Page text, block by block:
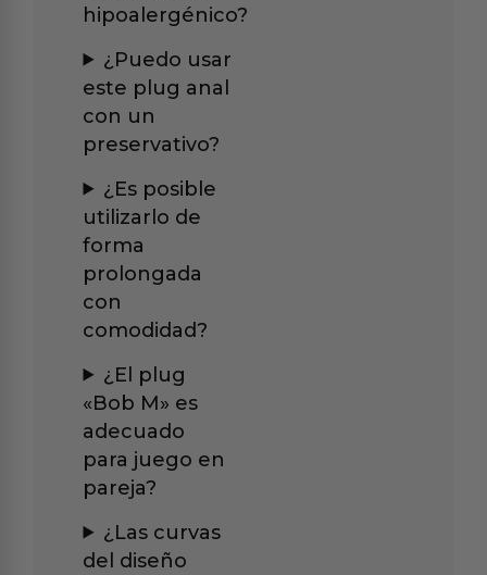
hipoalergénico?
¿Puedo usar
este plug anal
con un
preservativo?
¿Es posible
utilizarlo de
forma
prolongada
con
comodidad?
¿El plug
«Bob M» es
adecuado
para juego en
pareja?
¿Las curvas
del diseño